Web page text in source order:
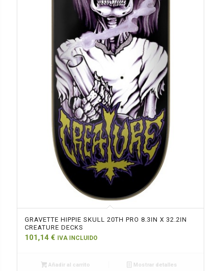
GRAVETTE HIPPIE SKULL 20TH PRO 8.3IN X 32.2IN
CREATURE DECKS
101,14 € IVA INCLUIDO
Añadir al carrito Mostrar detalles